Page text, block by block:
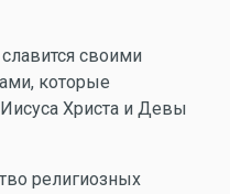
своими
которые
Христа и Девы
религиозных